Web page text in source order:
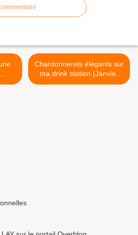
Chardonnerets élégants sur
ma drink station (Janvier
2026) Nord Finistère-